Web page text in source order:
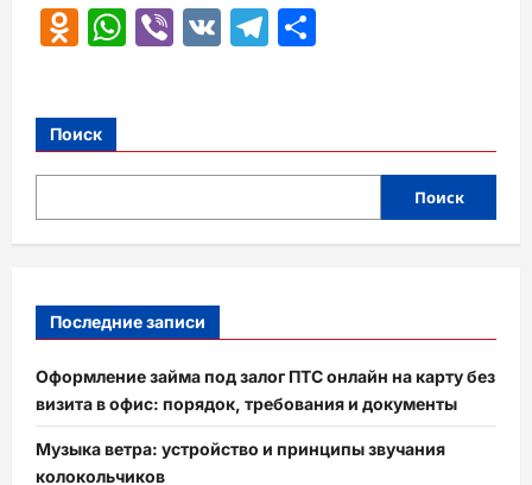
Odnoklassniki
WhatsApp
Viber
VK Telegram
Поиск
Поиск
Последние записи
Оформление займа под залог ПТС онлайн на карту без
визита в офис: порядок, требования и документы
Музыка ветра: устройство и принципы звучания
колокольчиков